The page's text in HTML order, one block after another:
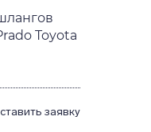
Toyota
заявку